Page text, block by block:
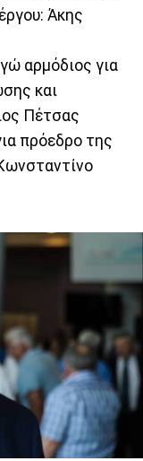
Άκης
αρμόδιος για
και
Πέτσας
πρόεδρο της